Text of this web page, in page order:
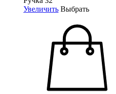
Увеличить Выбрать